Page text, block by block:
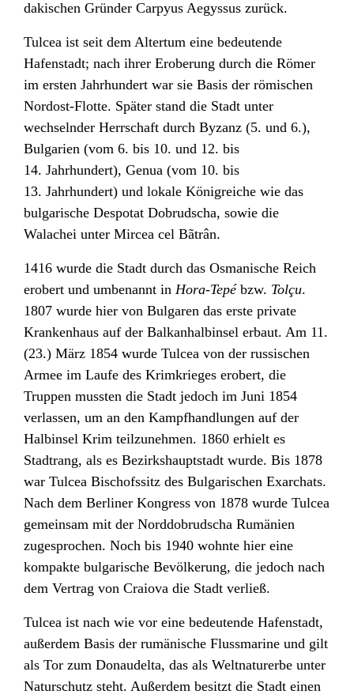
dakischen Gründer Carpyus Aegyssus zurück.
Tulcea ist seit dem Altertum eine bedeutende
Hafenstadt; nach ihrer Eroberung durch die Römer
im ersten Jahrhundert war sie Basis der römischen
Nordost-Flotte. Später stand die Stadt unter
wechselnder Herrschaft durch Byzanz (5. und 6.),
Bulgarien (vom 6. bis 10. und 12. bis
14. Jahrhundert), Genua (vom 10. bis
13. Jahrhundert) und lokale Königreiche wie das
bulgarische Despotat Dobrudscha, sowie die
Walachei unter Mircea cel Bãtrân.
1416 wurde die Stadt durch das Osmanische Reich
erobert und umbenannt in Hora-Tepébzw. Tolçu.
1807 wurde hier von Bulgaren das erste private
Krankenhaus auf der Balkanhalbinsel erbaut. Am 11.
(23.) März 1854 wurde Tulcea von der russischen
Armee im Laufe des Krimkrieges erobert, die
Truppen mussten die Stadt jedoch im Juni 1854
verlassen, um an den Kampfhandlungen auf der
Halbinsel Krim teilzunehmen. 1860 erhielt es
Stadtrang, als es Bezirkshauptstadt wurde. Bis 1878
war Tulcea Bischofssitz des Bulgarischen Exarchats.
Nach dem Berliner Kongress von 1878 wurde Tulcea
gemeinsam mit der Norddobrudscha Rumänien
zugesprochen. Noch bis 1940 wohnte hier eine
kompakte bulgarische Bevölkerung, die jedoch nach
dem Vertrag von Craiova die Stadt verließ.
Tulcea ist nach wie vor eine bedeutende Hafenstadt,
außerdem Basis der rumänische Flussmarine und gilt
als Tor zum Donaudelta, das als Weltnaturerbe unter
Naturschutz steht. Außerdem besitzt die Stadt einen